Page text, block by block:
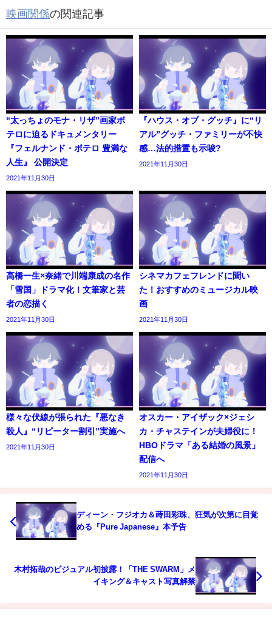
映画関係の関連記事
“太っちょのモナ・リザ”画家ボ
テロに迫るドキュメンタリー
『フェルナンド・ボテロ 豊満な
人生』 公開決定
2021年11月30日
『ハウス・オブ・グッチ』に“リ
アル”グッチ・ファミリーが不快
感…法的措置も示唆?
2021年11月30日
高橋一生×奈緒で川端康成の名作
「雪国」ドラマ化！文筆家と芸
者の恋描く
2021年11月30日
シネマカフェフレンドに聞い
た！おすすめのミュージカル映
画
2021年11月30日
様々な伏線が張られた『悪なき
殺人』“リピーター割引”実施へ
2021年11月30日
オスカー・アイザック×ジェシ
カ・チャステインが夫婦役に！
HBOドラマ「ある結婚の風景」
配信へ
2021年11月30日
ディーン・フジオカ＆蒔田彩珠、狂気が次第に目覚
める『Pure Japanese』本予告
木村拓哉のビジュアル初披露！「THE SWARM」メ
イキング＆キャスト写真解禁